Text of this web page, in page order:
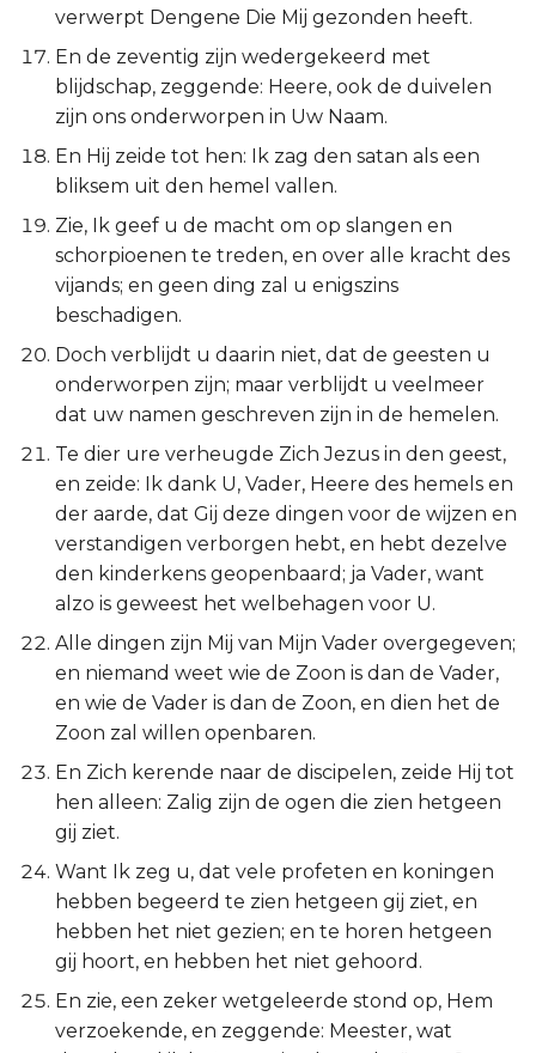
Hoséa
Joël
Obadja
Jona
Micha
Nahum
Zefánja
Haggaï
Zacharía
Maleáchi
verwerpt Dengene Die Mij gezonden heeft.
En de zeventig zijn wedergekeerd met
blijdschap, zeggende: Heere, ook de duivelen
zijn ons onderworpen in Uw Naam.
En Hij zeide tot hen: Ik zag den satan als een
bliksem uit den hemel vallen.
Zie, Ik geef u de macht om op slangen en
schorpioenen te treden, en over alle kracht des
vijands; en geen ding zal u enigszins
beschadigen.
Doch verblijdt u daarin niet, dat de geesten u
onderworpen zijn; maar verblijdt u veelmeer
dat uw namen geschreven zijn in de hemelen.
Te dier ure verheugde Zich Jezus in den geest,
en zeide: Ik dank U, Vader, Heere des hemels en
der aarde, dat Gij deze dingen voor de wijzen en
verstandigen verborgen hebt, en hebt dezelve
den kinderkens geopenbaard; ja Vader, want
alzo is geweest het welbehagen voor U.
Alle dingen zijn Mij van Mijn Vader overgegeven;
en niemand weet wie de Zoon is dan de Vader,
en wie de Vader is dan de Zoon, en dien het de
Zoon zal willen openbaren.
En Zich kerende naar de discipelen, zeide Hij tot
hen alleen: Zalig zijn de ogen die zien hetgeen
gij ziet.
Want Ik zeg u, dat vele profeten en koningen
hebben begeerd te zien hetgeen gij ziet, en
hebben het niet gezien; en te horen hetgeen
gij hoort, en hebben het niet gehoord.
En zie, een zeker wetgeleerde stond op, Hem
verzoekende, en zeggende: Meester, wat